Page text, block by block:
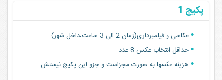
پکیج 1
عکاسی و فیلمبرداری(زمان 2 الی 3 ساعت،داخل شهر)
حداقل انتخاب عکس 8 عدد
هزینه عکسها به صورت مجزاست و جزو این پکیج نیستش